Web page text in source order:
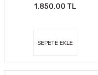
1.850,00 TL
SEPETE EKLE